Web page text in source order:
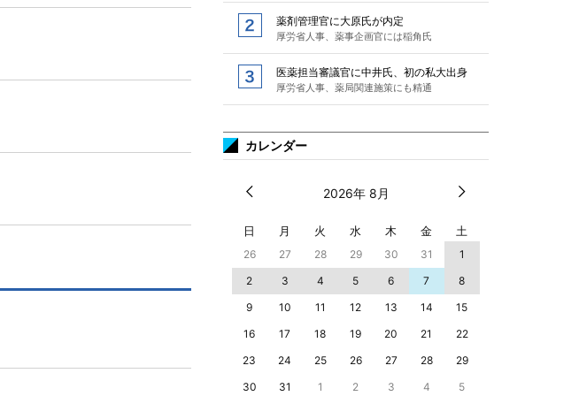
薬剤管理官に大原氏が内定
厚労省人事、薬事企画官には稲角氏
医薬担当審議官に中井氏、初の私大出身
厚労省人事、薬局関連施策にも精通
カレンダー
2026年 8月
日 月 火 水 木 金 土
26 27 28 29 30 31
1
2
3 4 5 6 7
8
9
10 11 12 13 14
15
16
17 18 19 20 21
22
23
24 25 26 27 28
29
30
31 1 2 3 4 5